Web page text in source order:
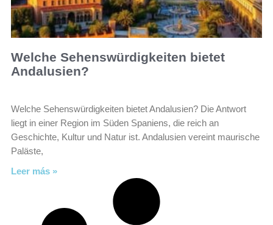
Welche Sehenswürdigkeiten bietet
Andalusien?
Welche Sehenswürdigkeiten bietet Andalusien? Die Antwort
liegt in einer Region im Süden Spaniens, die reich an
Geschichte, Kultur und Natur ist. Andalusien vereint maurische
Paläste,
Leer más »